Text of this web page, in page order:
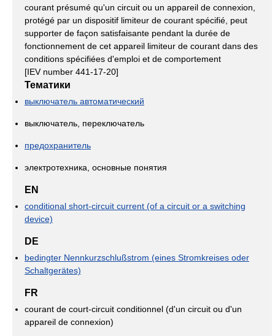
courant présumé qu'un circuit ou un appareil de connexion,
protégé par un dispositif limiteur de courant spécifié, peut
supporter de façon satisfaisante pendant la durée de
fonctionnement de cet appareil limiteur de courant dans des
conditions spécifiées d'emploi et de comportement
[IEV number 441-17-20]
Тематики
выключатель автоматический
выключатель, переключатель
предохранитель
электротехника, основные понятия
EN
conditional short-circuit current (of a circuit or a switching
device)
DE
bedingter Nennkurzschlußstrom (eines Stromkreises oder
Schaltgerätes)
FR
courant de court-circuit conditionnel (d'un circuit ou d'un
appareil de connexion)